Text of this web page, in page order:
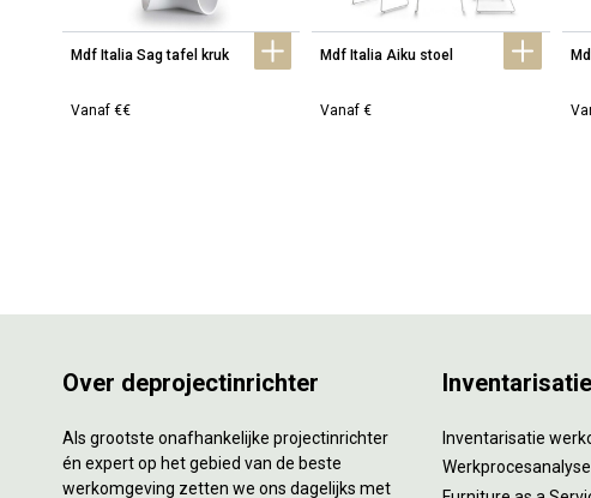
Mdf Italia Sag tafel kruk
Vanaf €€
Mdf Italia Aiku stoel
Vanaf €
Over deprojectinrichter
Als grootste onafhankelijke projectinrichter
én expert op het gebied van de beste
werkomgeving zetten we ons dagelijks met
Inventarisatie
Werkprocesanalyse